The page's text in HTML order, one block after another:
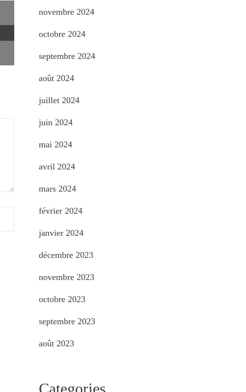
novembre 2024
octobre 2024
septembre 2024
août 2024
juillet 2024
juin 2024
mai 2024
avril 2024
mars 2024
février 2024
janvier 2024
décembre 2023
novembre 2023
octobre 2023
septembre 2023
août 2023